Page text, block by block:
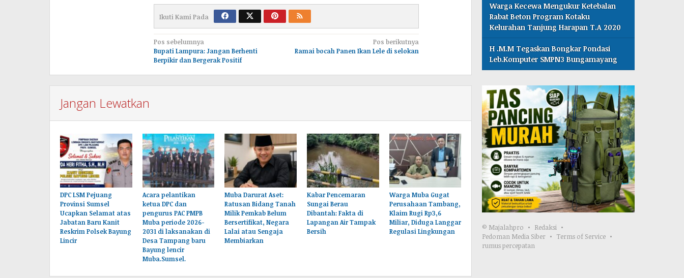
Ikuti Kami Pada
Navigasi
pos
Pos sebelumnya
Bupati Lampura: Jangan Berhenti
Berpikir dan Bergerak Positif
Pos berikutnya
Ramai bocah Panen Ikan Lele di selokan
Jangan Lewatkan
DPC LSM Pejuang
Provinsi Sumsel
Ucapkan Selamat atas
Jabatan Baru Kanit
Reskrim Polsek Bayung
Lincir
Acara pelantikan
ketua DPC dan
pengurus PAC PMPB
Muba periode 2026-
2031 di laksanakan di
Desa Tampang baru
Bayung lencir
Muba.Sumsel.
Muba Darurat Aset:
Ratusan Bidang Tanah
Milik Pemkab Belum
Bersertifikat, Negara
Lalai atau Sengaja
Membiarkan
Kabar Pencemaran
Sungai Berau
Dibantah: Fakta di
Lapangan Air Tampak
Bersih
Warga Muba Gugat
Perusahaan Tambang,
Klaim Rugi Rp3,6
Miliar, Diduga Langgar
Regulasi Lingkungan
Warga Kecewa Mengukur Ketebalan
Rabat Beton Program Kotaku
Kelurahan Tanjung Harapan T.A 2020
H .M.M Tegaskan Bongkar Pondasi
Leb.Komputer SMPN3 Bungamayang
© Majalahpro
Redaksi
Pedoman Media Siber
Terms of Service
rumus percepatan